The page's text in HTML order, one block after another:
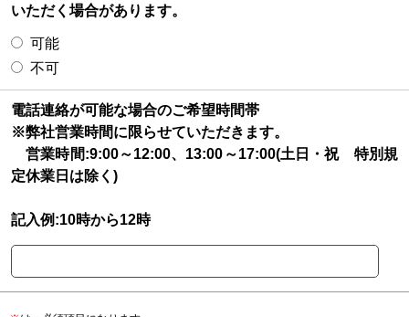
いただく場合があります。
可能
不可
電話連絡が可能な場合のご希望時間帯
※弊社営業時間に限らせていただきます。
営業時間:9:00～12:00、13:00～17:00(土日・祝 特別規
定休業日は除く)
記入例:10時から12時